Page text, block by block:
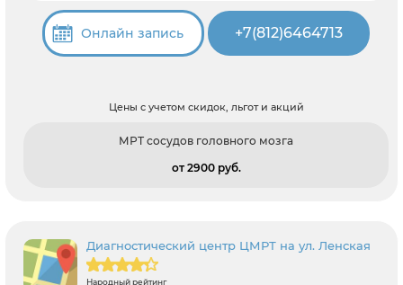
Онлайн запись +7(812)6464713
Цены с учетом скидок, льгот и акций
МРТ сосудов головного мозга
от 2900 pуб.
Диагностический центр ЦМРТ на ул. Ленская
Народный рейтинг